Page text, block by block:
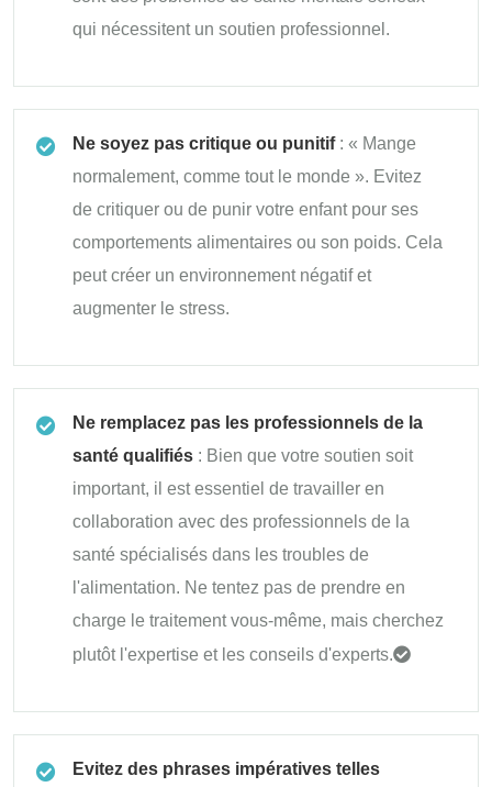
qui nécessitent un soutien professionnel.
Ne soyez pas critique ou punitif: « Mange
normalement, comme tout le monde ». Evitez
de critiquer ou de punir votre enfant pour ses
comportements alimentaires ou son poids. Cela
peut créer un environnement négatif et
augmenter le stress.
Ne remplacez pas les professionnels de la
santé qualifiés : Bien que votre soutien soit
important, il est essentiel de travailler en
collaboration avec des professionnels de la
santé spécialisés dans les troubles de
l'alimentation. Ne tentez pas de prendre en
charge le traitement vous-même, mais cherchez
plutôt l'expertise et les conseils d'experts.
Evitez des phrases impératives telles